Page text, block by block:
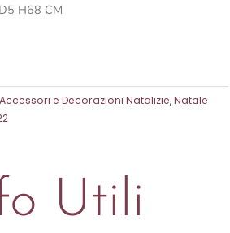
H68 CM
Accessori e Decorazioni Natalizie,Natale
Utili